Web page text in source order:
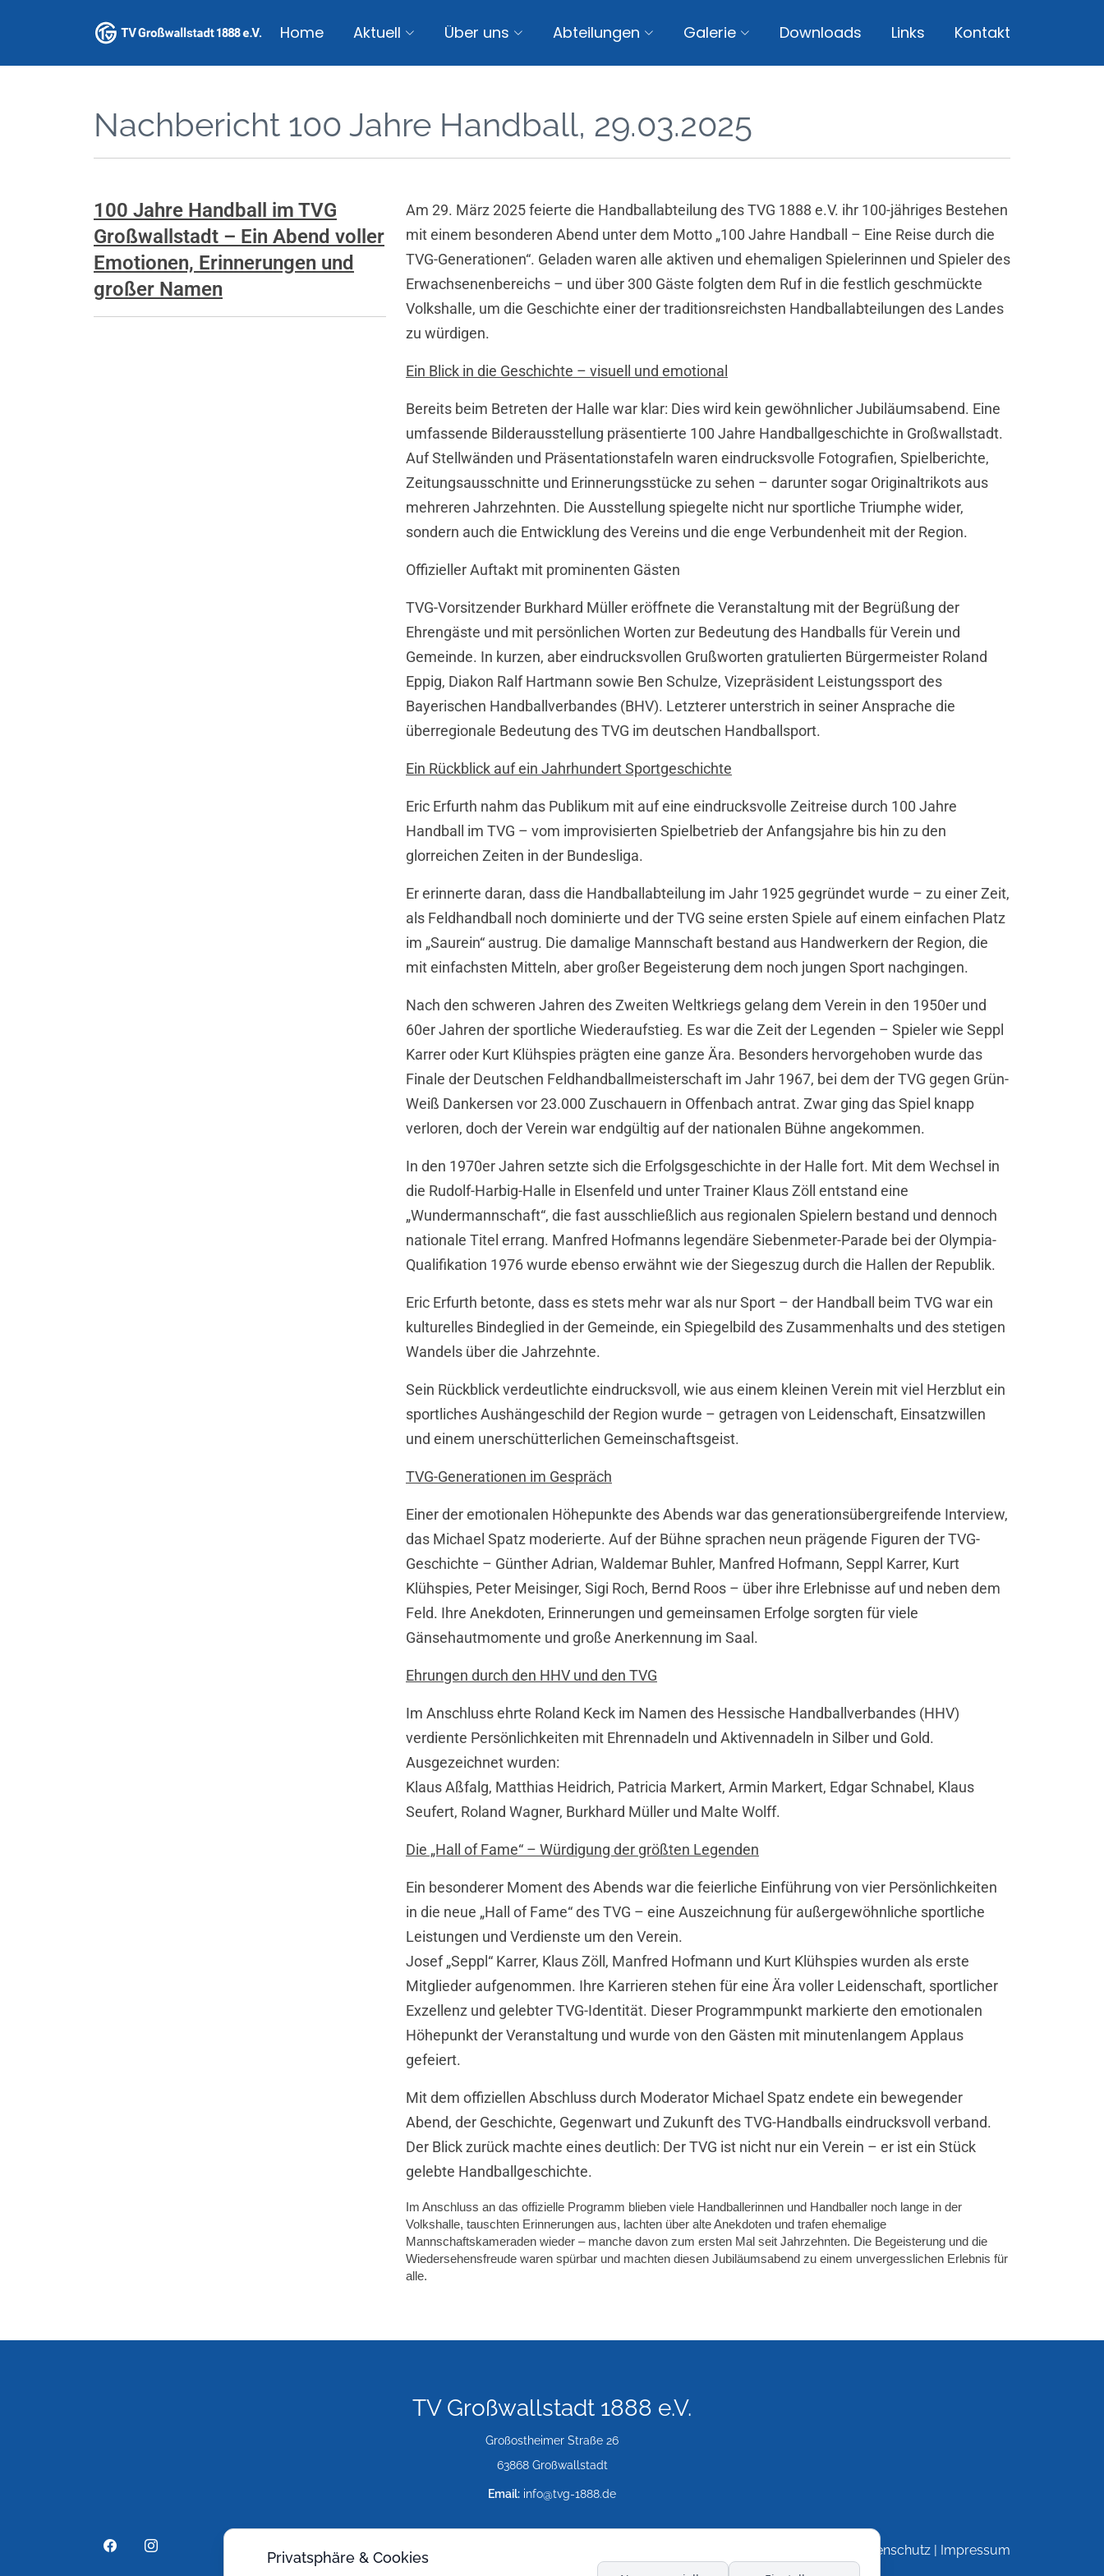
Home Aktuell Über uns Abteilungen Galerie Downloads Links Kontakt
Nachbericht 100 Jahre Handball, 29.03.2025
100 Jahre Handball im TVG
Großwallstadt – Ein Abend voller
Emotionen, Erinnerungen und
großer Namen
Am 29. März 2025 feierte die Handballabteilung des TVG 1888 e.V. ihr 100-jähriges Bestehen
mit einem besonderen Abend unter dem Motto „100 Jahre Handball – Eine Reise durch die
TVG-Generationen“. Geladen waren alle aktiven und ehemaligen Spielerinnen und Spieler des
Erwachsenenbereichs – und über 300 Gäste folgten dem Ruf in die festlich geschmückte
Volks­halle, um die Geschichte einer der traditionsreichsten Handballabteilungen des Landes
zu würdigen.
Ein Blick in die Geschichte – visuell und emotional
Bereits beim Betreten der Halle war klar: Dies wird kein gewöhnlicher Jubiläumsabend. Eine
umfassende Bilderausstellung präsentierte 100 Jahre Handballgeschichte in Großwallstadt.
Auf Stellwänden und Präsentationstafeln waren eindrucksvolle Fotografien, Spielberichte,
Zeitungsausschnitte und Erinnerungsstücke zu sehen – darunter sogar Originaltrikots aus
mehreren Jahrzehnten. Die Ausstellung spiegelte nicht nur sportliche Triumphe wider,
sondern auch die Entwicklung des Vereins und die enge Verbundenheit mit der Region.
Offizieller Auftakt mit prominenten Gästen
TVG-Vorsitzender Burkhard Müller eröffnete die Veranstaltung mit der Begrüßung der
Ehrengäste und mit persönlichen Worten zur Bedeutung des Handballs für Verein und
Gemeinde. In kurzen, aber eindrucksvollen Grußworten gratulierten Bürgermeister Roland
Eppig, Diakon Ralf Hartmann sowie Ben Schulze, Vizepräsident Leistungssport des
Bayerischen Handballverbandes (BHV). Letzterer unterstrich in seiner Ansprache die
überregionale Bedeutung des TVG im deutschen Handballsport.
Ein Rückblick auf ein Jahrhundert Sportgeschichte
Eric Erfurth nahm das Publikum mit auf eine eindrucksvolle Zeitreise durch 100 Jahre
Handball im TVG – vom improvisierten Spielbetrieb der Anfangsjahre bis hin zu den
glorreichen Zeiten in der Bundesliga.
Er erinnerte daran, dass die Handballabteilung im Jahr 1925 gegründet wurde – zu einer Zeit,
als Feldhandball noch dominierte und der TVG seine ersten Spiele auf einem einfachen Platz
im „Saurein“ austrug. Die damalige Mannschaft bestand aus Handwerkern der Region, die
mit einfachsten Mitteln, aber großer Begeisterung dem noch jungen Sport nachgingen.
Nach den schweren Jahren des Zweiten Weltkriegs gelang dem Verein in den 1950er und
60er Jahren der sportliche Wiederaufstieg. Es war die Zeit der Legenden – Spieler wie Seppl
Karrer oder Kurt Klühspies prägten eine ganze Ära. Besonders hervorgehoben wurde das
Finale der Deutschen Feldhandballmeisterschaft im Jahr 1967, bei dem der TVG gegen Grün-
Weiß Dankersen vor 23.000 Zuschauern in Offenbach antrat. Zwar ging das Spiel knapp
verloren, doch der Verein war endgültig auf der nationalen Bühne angekommen.
In den 1970er Jahren setzte sich die Erfolgsgeschichte in der Halle fort. Mit dem Wechsel in
die Rudolf-Harbig-Halle in Elsenfeld und unter Trainer Klaus Zöll entstand eine
„Wundermannschaft“, die fast ausschließlich aus regionalen Spielern bestand und dennoch
nationale Titel errang. Manfred Hofmanns legendäre Siebenmeter-Parade bei der Olympia-
Qualifikation 1976 wurde ebenso erwähnt wie der Siegeszug durch die Hallen der Republik.
Eric Erfurth betonte, dass es stets mehr war als nur Sport – der Handball beim TVG war ein
kulturelles Bindeglied in der Gemeinde, ein Spiegelbild des Zusammenhalts und des stetigen
Wandels über die Jahrzehnte.
Sein Rückblick verdeutlichte eindrucksvoll, wie aus einem kleinen Verein mit viel Herzblut ein
sportliches Aushängeschild der Region wurde – getragen von Leidenschaft, Einsatzwillen
und einem unerschütterlichen Gemeinschaftsgeist.
TVG-Generationen im Gespräch
Einer der emotionalen Höhepunkte des Abends war das generationsübergreifende Interview,
das Michael Spatz moderierte. Auf der Bühne sprachen neun prägende Figuren der TVG-
Geschichte – Günther Adrian, Waldemar Buhler, Manfred Hofmann, Seppl Karrer, Kurt
Klühspies, Peter Meisinger, Sigi Roch, Bernd Roos – über ihre Erlebnisse auf und neben dem
Feld. Ihre Anekdoten, Erinnerungen und gemeinsamen Erfolge sorgten für viele
Gänsehautmomente und große Anerkennung im Saal.
Ehrungen durch den HHV und den TVG
Im Anschluss ehrte Roland Keck im Namen des Hessische Handballverbandes (HHV)
verdiente Persönlichkeiten mit Ehrennadeln und Aktivennadeln in Silber und Gold.
Ausgezeichnet wurden:
Klaus Aßfalg, Matthias Heidrich, Patricia Markert, Armin Markert, Edgar Schnabel, Klaus
Seufert, Roland Wagner, Burkhard Müller und Malte Wolff.
Die „Hall of Fame“ – Würdigung der größten Legenden
Ein besonderer Moment des Abends war die feierliche Einführung von vier Persönlichkeiten
in die neue „Hall of Fame“ des TVG – eine Auszeichnung für außergewöhnliche sportliche
Leistungen und Verdienste um den Verein.
Josef „Seppl“ Karrer, Klaus Zöll, Manfred Hofmann und Kurt Klühspies wurden als erste
Mitglieder aufgenommen. Ihre Karrieren stehen für eine Ära voller Leidenschaft, sportlicher
Exzellenz und gelebter TVG-Identität. Dieser Programmpunkt markierte den emotionalen
Höhepunkt der Veranstaltung und wurde von den Gästen mit minutenlangem Applaus
gefeiert.
Mit dem offiziellen Abschluss durch Moderator Michael Spatz endete ein bewegender
Abend, der Geschichte, Gegenwart und Zukunft des TVG-Handballs eindrucksvoll verband.
Der Blick zurück machte eines deutlich: Der TVG ist nicht nur ein Verein – er ist ein Stück
gelebte Handballgeschichte.
Im Anschluss an das offizielle Programm blieben viele Handballerinnen und Handballer noch lange in der
Volkshalle, tauschten Erinnerungen aus, lachten über alte Anekdoten und trafen ehemalige
Mannschaftskameraden wieder – manche davon zum ersten Mal seit Jahrzehnten. Die Begeisterung und die
Wiedersehensfreude waren spürbar und machten diesen Jubiläumsabend zu einem unvergesslichen Erlebnis für
alle.
TV Großwallstadt 1888 e.V.
Großostheimer Straße 26
63868 Großwallstadt
Email: info@tvg-1888.de
Datenschutz | Impressum
Privatsphäre & Cookies